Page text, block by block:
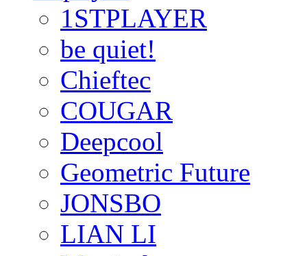
1STPLAYER
be quiet!
Chieftec
COUGAR
Deepcool
Geometric Future
JONSBO
LIAN LI